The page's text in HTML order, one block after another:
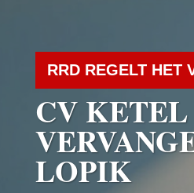
RRD REGELT HET
CV KETEL
LOPIK